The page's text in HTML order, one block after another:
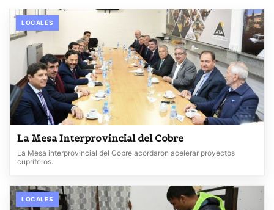
LOCALES
La Mesa Interprovincial del Cobre
La Mesa interprovincial del Cobre acordaron acelerar proyectos
cupríferos.
LOCALES